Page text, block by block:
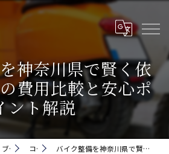
神奈川県で賢く依
費用比較と安心ポ
ント解説
ブログ コラム バイク整備を神奈川県で賢く依頼するための費用比較と安心ポイント解説